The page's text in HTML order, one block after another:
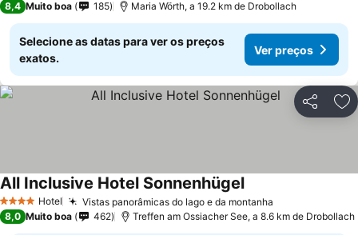
8,4 Muito boa 185 Maria Wörth, a 19.2 km de Drobollach
Selecione as datas para ver os preços
exatos.
Ver preços
Partilhar
4 EstrelasHotel Vistas panorâmicas do lago e da montanha
All Inclusive Hotel Sonnenhügel
8,0 Muito boa 462 Treffen am Ossiacher See, a 8.6 km de Drobollach